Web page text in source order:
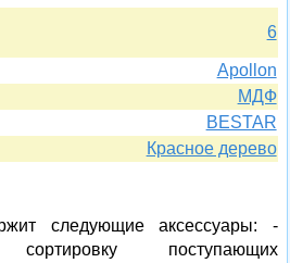
6
Apollon
МДФ
BESTAR
Красное дерево
следующие аксессуары: -
сортировку поступающих